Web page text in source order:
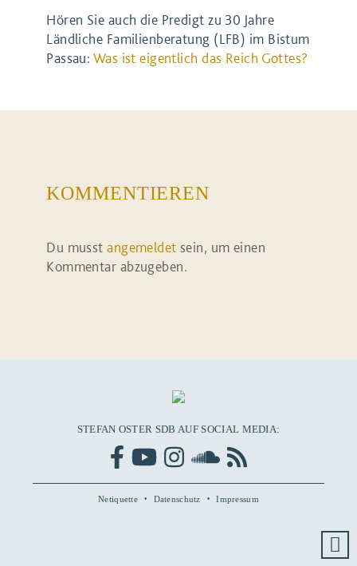
Hören Sie auch die Predigt zu 30 Jahre
Ländliche Familienberatung (LFB) im Bistum
Passau: Was ist eigent­lich das Reich Got­tes?
KOMMENTIEREN
Du musstangemeldet sein, um einen
Kommentar abzugeben.
STEFAN OSTER SDB AUF SOCIAL MEDIA:
Netiquette Datenschutz Impressum